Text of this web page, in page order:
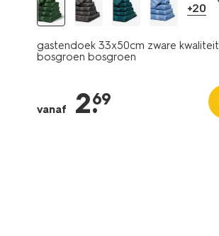
+20
gastendoek 33x50cm zware kwaliteit
bosgroen bosgroen
vanaf 2.
69